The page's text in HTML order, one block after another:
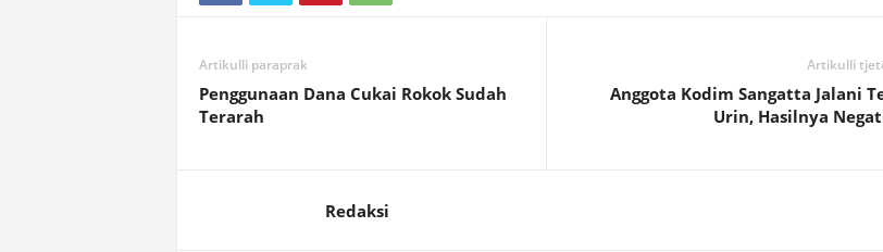
Artikulli paraprak
Penggunaan Dana Cukai Rokok Sudah
Terarah
Artikulli
Anggota Kodim Sangatta Jalani
Urin, Hasilnya
Redaksi